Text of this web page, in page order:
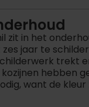
zit in het
jaar te
trekt
hebben
want de